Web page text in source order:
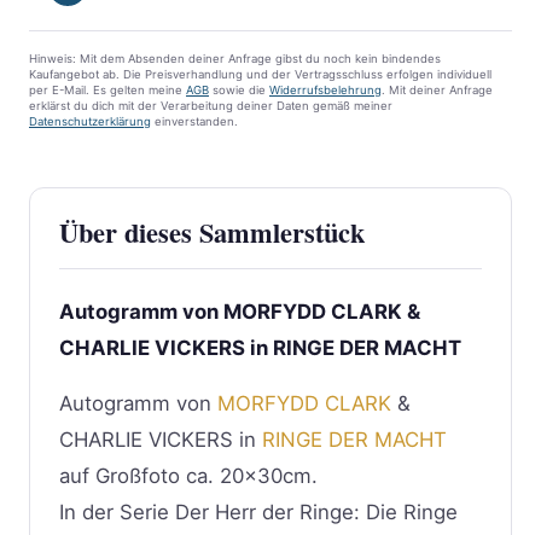
Hinweis: Mit dem Absenden deiner Anfrage gibst du noch kein bindendes
Kaufangebot ab. Die Preisverhandlung und der Vertragsschluss erfolgen individuell
per E-Mail. Es gelten meine AGB sowie die Widerrufsbelehrung . Mit deiner Anfrage
erklärst du dich mit der Verarbeitung deiner Daten gemäß meiner
Datenschutzerklärung einverstanden.
Über dieses Sammlerstück
Autogramm von MORFYDD CLARK &
CHARLIE VICKERS in RINGE DER MACHT
Autogramm von MORFYDD CLARK &
CHARLIE VICKERS in RINGE DER MACHT
auf Großfoto ca. 20x30cm.
In der Serie Der Herr der Ringe: Die Ringe